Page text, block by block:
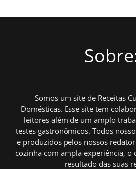
Somos um site de Receitas
Domésticas. Esse site tem
leitores além de um amplo
testes gastronômicos. Todos
e produzidos pelos nossos
cozinha com ampla experiência, o
resultado das suas